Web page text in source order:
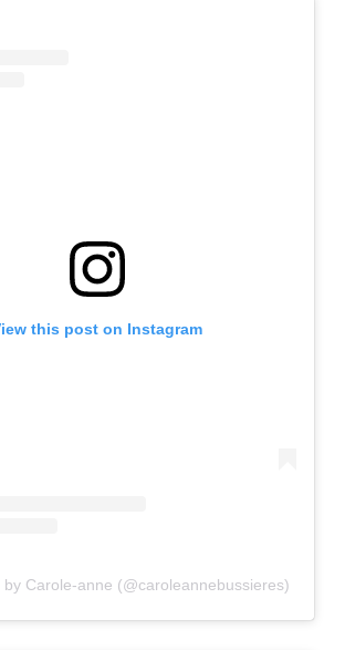
this post on Instagram
by Carole-anne (@caroleannebussieres)